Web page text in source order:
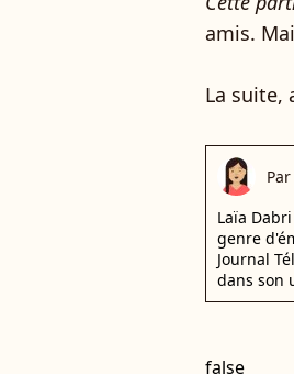
amis.
La suite,
Par
Laïa
genre
Journal
dans son
false